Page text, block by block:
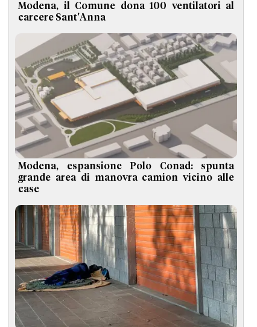
Modena, il Comune dona 100 ventilatori al
carcere Sant'Anna
Modena, espansione Polo Conad: spunta
grande area di manovra camion vicino alle
case